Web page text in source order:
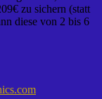
zu sichern (statt
diese von 2 bis 6